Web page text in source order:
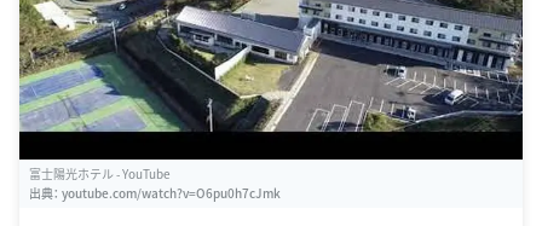
富士陽光ホテル - YouTube
出典： youtube.com/watch?v=O6pu0h7cJmk